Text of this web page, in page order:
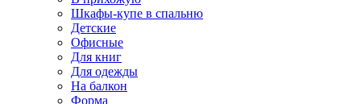
Шкафы-купе в спальню
Детские
Офисные
Для книг
Для одежды
На балкон
Форма